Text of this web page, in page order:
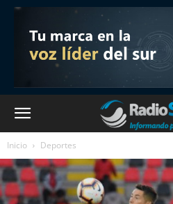
Inicio Deportes